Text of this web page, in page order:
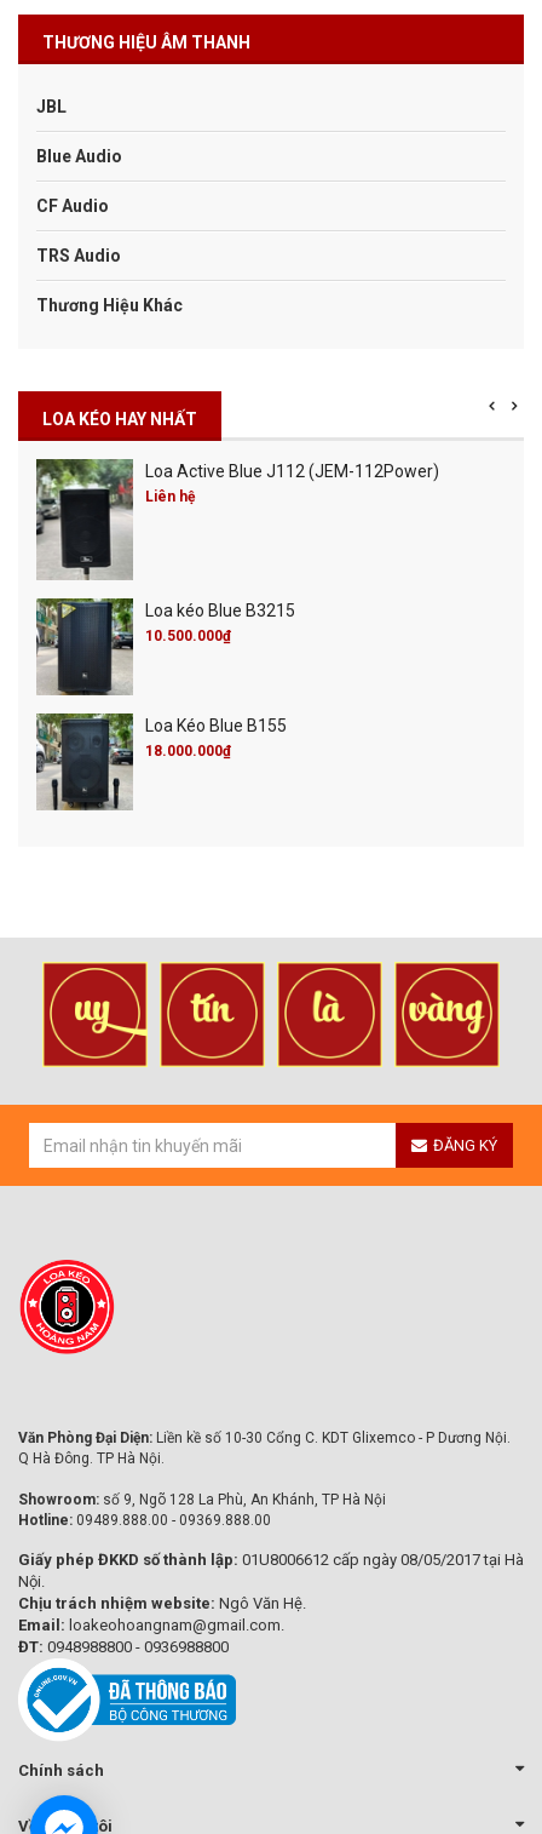
THƯƠNG HIỆU ÂM THANH
JBL
Blue Audio
CF Audio
TRS Audio
Thương Hiệu Khác
LOA KÉO HAY NHẤT
Loa Active Blue J112 (JEM-112Power)
Liên hệ
Loa kéo Blue B3215
10.500.000₫
Loa Kéo Blue B155
18.000.000₫
ĐĂNG KÝ
Văn Phòng Đại Diện: Liền kề số 10-30 Cổng C. KDT Glixemco - P Dương Nội.
Q Hà Đông. TP Hà Nội.
Showroom: số 9, Ngõ 128 La Phù, An Khánh, TP Hà Nội
Hotline: 09489.888.00 - 09369.888.00
Giấy phép ĐKKD số thành lập: 01U8006612 cấp ngày 08/05/2017 tại Hà
Nội.
Chịu trách nhiệm website: Ngô Văn Hệ.
Email: loakeohoangnam@gmail.com.
ĐT: 0948988800 - 0936988800
Chính sách
Về chúng tôi